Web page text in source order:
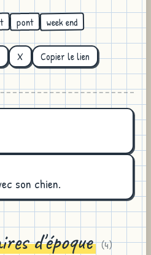
pont week end
X Copier le lien
son chien.
d'époque (4)